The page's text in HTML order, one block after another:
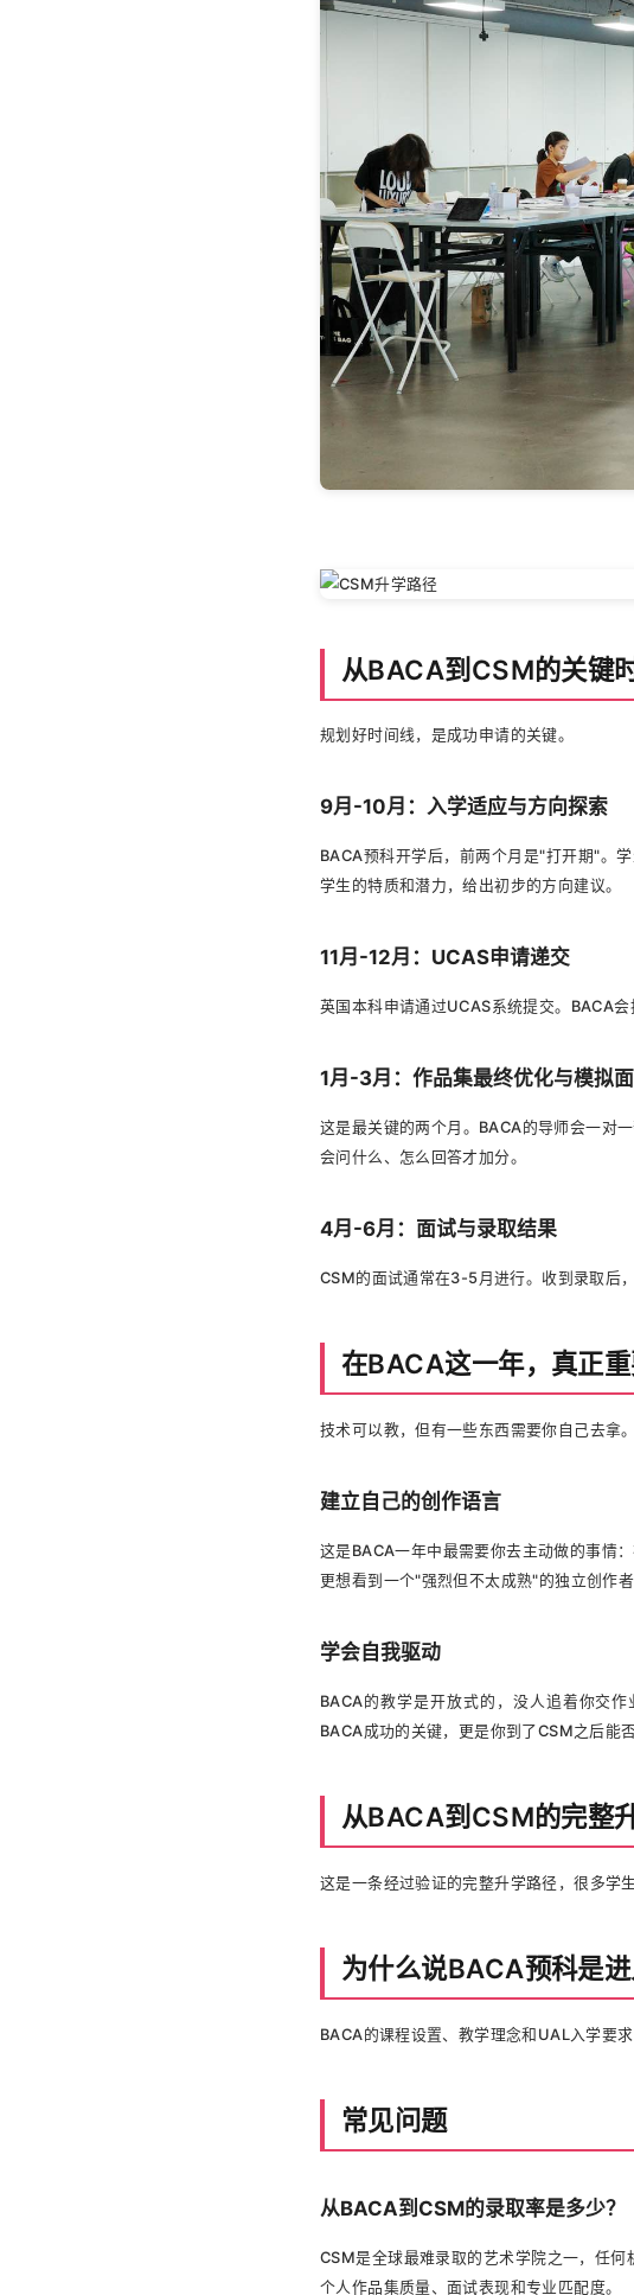
从BACA到CSM的关键
规划好时间线，是成功申请的关键。
9月-10月：入学适应与方向探索
BACA预科开学后，前两个月是"打开期"。
学生的特质和潜力，给出初步的方向建议。
11月-12月：UCAS申请递交
英国本科申请通过UCAS系统提交。BACA
1月-3月：作品集最终优化与模拟
这是最关键的两个月。BACA的导师会一对
会问什么、怎么回答才加分。
4月-6月：面试与录取结果
CSM的面试通常在3-5月进行。收到录取后
在BACA这一年，真正
技术可以教，但有一些东西需要你自己去拿。
建立自己的创作语言
这是BACA一年中最需要你去主动做的事情
更想看到一个"强烈但不太成熟"的独立创作
学会自我驱动
BACA的教学是开放式的，没人追着你交
BACA成功的关键，更是你到了CSM之后能
从BACA到CSM的完整
这是一条经过验证的完整升学路径，很多学
为什么说BACA预科是
BACA的课程设置、教学理念和UAL入学要求
常见问题
从BACA到CSM的录取率是多少？
CSM是全球最难录取的艺术学院之一，任
个人作品集质量、面试表现和专业匹配度。